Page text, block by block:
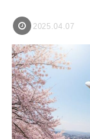
2025.04.07